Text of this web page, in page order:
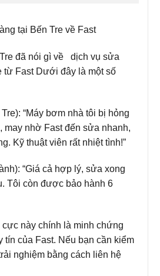
tại Bến Tre về Fast
đã nói gì về dịch vụ sửa
từ Fast Dưới đây là một số
“Máy bơm nhà tôi bị hỏng
nhờ Fast đến sửa nhanh,
Kỹ thuật viên rất nhiệt tình!”
“Giá cả hợp lý, sửa xong
Tôi còn được bảo hành 6
này chính là minh chứng
tín của Fast. Nếu bạn cần kiểm
nghiệm bằng cách liên hệ